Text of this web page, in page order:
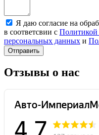
Я даю согласие на
в соответсвии с Политикой
персональных данных и
Отправить
Отзывы о нас